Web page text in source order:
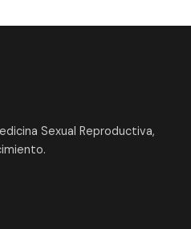
Sexual Reproductiva,